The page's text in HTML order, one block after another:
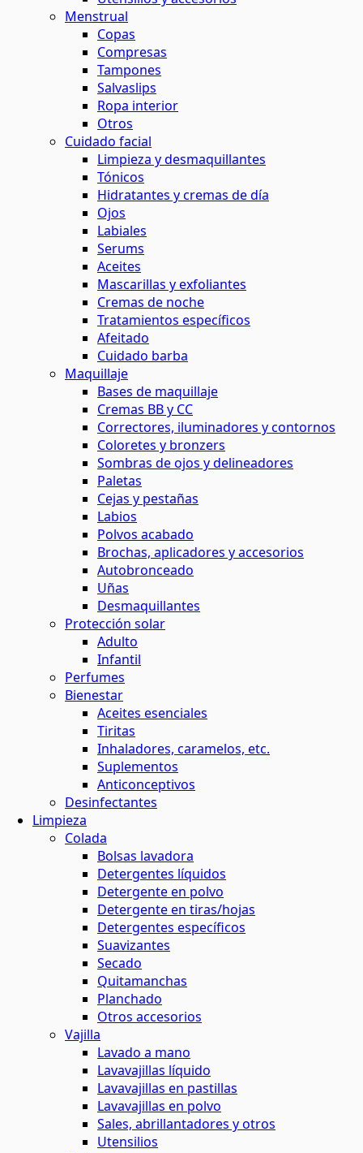
Menstrual
Copas
Compresas
Tampones
Salvaslips
Ropa interior
Otros
Cuidado facial
Limpieza y desmaquillantes
Tónicos
Hidratantes y cremas de día
Ojos
Labiales
Serums
Aceites
Mascarillas y exfoliantes
Cremas de noche
Tratamientos específicos
Afeitado
Cuidado barba
Maquillaje
Bases de maquillaje
Cremas BB y CC
Correctores, iluminadores y contornos
Coloretes y bronzers
Sombras de ojos y delineadores
Paletas
Cejas y pestañas
Labios
Polvos acabado
Brochas, aplicadores y accesorios
Autobronceado
Uñas
Desmaquillantes
Protección solar
Adulto
Infantil
Perfumes
Bienestar
Aceites esenciales
Tiritas
Inhaladores, caramelos, etc.
Suplementos
Anticonceptivos
Desinfectantes
Limpieza
Colada
Bolsas lavadora
Detergentes líquidos
Detergente en polvo
Detergente en tiras/hojas
Detergentes específicos
Suavizantes
Secado
Quitamanchas
Planchado
Otros accesorios
Vajilla
Lavado a mano
Lavavajillas líquido
Lavavajillas en pastillas
Lavavajillas en polvo
Sales, abrillantadores y otros
Utensilios